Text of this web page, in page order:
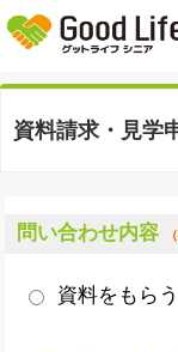
資料請求・見学
問い合わせ内容
資料をもらう